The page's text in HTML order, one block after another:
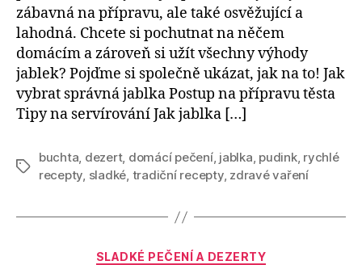
zábavná na přípravu, ale také osvěžující a
lahodná. Chcete si pochutnat na něčem
domácím a zároveň si užít všechny výhody
jablek? Pojďme si společně ukázat, jak na to! Jak
vybrat správná jablka Postup na přípravu těsta
Tipy na servírování Jak jablka […]
Štítky
buchta, dezert, domácí pečení, jablka, pudink, rychlé
recepty, sladké, tradiční recepty, zdravé vaření
Rubriky
SLADKÉ PEČENÍ A DEZERTY